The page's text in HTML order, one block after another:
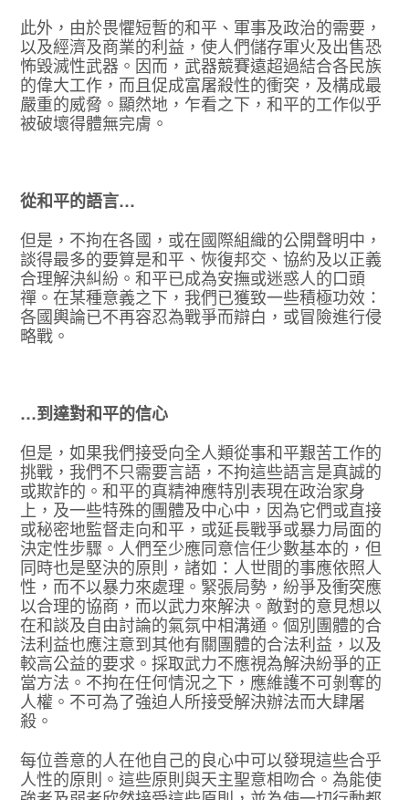
此外，由於畏懼短暫的和平、軍事及政治的需要，
以及經濟及商業的利益，使人們儲存軍火及出售恐
怖毀滅性武器。因而，武器競賽遠超過結合各民族
的偉大工作，而且促成富屠殺性的衝突，及構成最
嚴重的威脅。顯然地，乍看之下，和平的工作似乎
被破壞得體無完膚。
從和平的語言…
但是，不拘在各國，或在國際組織的公開聲明中，
談得最多的要算是和平、恢復邦交、協約及以正義
合理解決糾紛。和平已成為安撫或迷惑人的口頭
禪。在某種意義之下，我們已獲致一些積極功效：
各國輿論已不再容忍為戰爭而辯白，或冒險進行侵
略戰。
…到達對和平的信心
但是，如果我們接受向全人類從事和平艱苦工作的
挑戰，我們不只需要言語，不拘這些語言是真誠的
或欺詐的。和平的真精神應特別表現在政治家身
上，及一些特殊的團體及中心中，因為它們或直接
或秘密地監督走向和平，或延長戰爭或暴力局面的
決定性步驟。人們至少應同意信任少數基本的，但
同時也是堅決的原則，諸如：人世間的事應依照人
性，而不以暴力來處理。緊張局勢，紛爭及衝突應
以合理的協商，而以武力來解決。敵對的意見想以
在和談及自由討論的氣氛中相溝通。個別團體的合
法利益也應注意到其他有關團體的合法利益，以及
較高公益的要求。採取武力不應視為解決紛爭的正
當方法。不拘在任何情況之下，應維護不可剝奪的
人權。不可為了強迫人所接受解決辦法而大肆屠
殺。
每位善意的人在他自己的良心中可以發現這些合乎
人性的原則。這些原則與天主聖意相吻合。為能使